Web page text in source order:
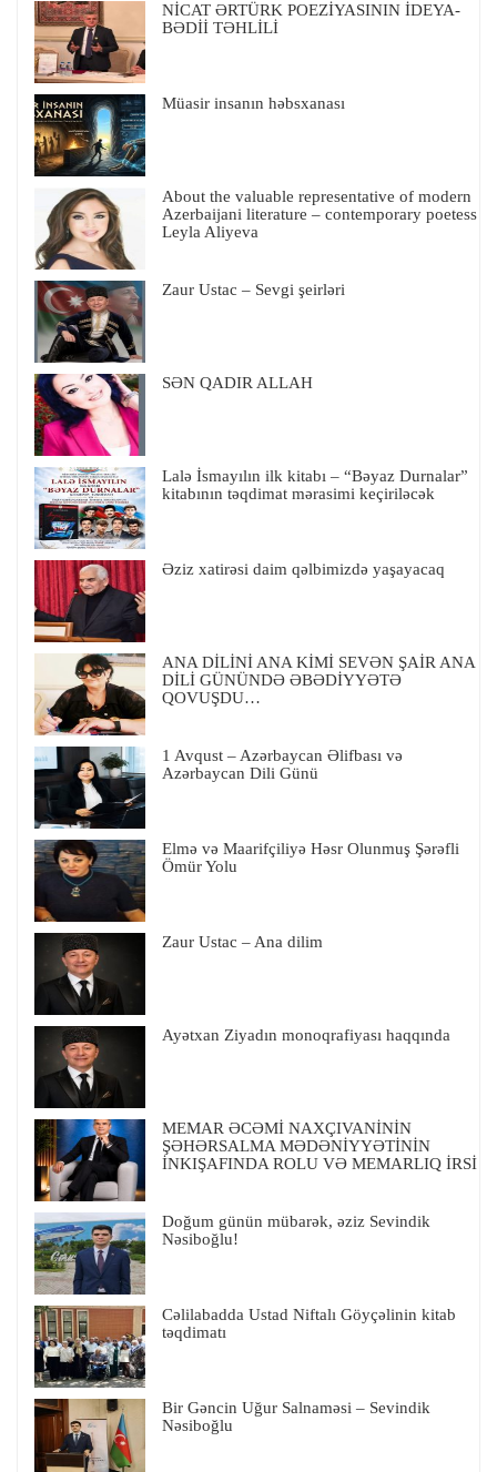
NİCAT ƏRTÜRK POEZİYASININ İDEYA-
BƏDİİ TƏHLİLİ
Müasir insanın həbsxanası
About the valuable representative of modern
Azerbaijani literature – contemporary poetess
Leyla Aliyeva
Zaur Ustac – Sevgi şeirləri
SƏN QADIR ALLAH
Lalə İsmayılın ilk kitabı – “Bəyaz Durnalar”
kitabının təqdimat mərasimi keçiriləcək
Əziz xatirəsi daim qəlbimizdə yaşayacaq
ANA DİLİNİ ANA KİMİ SEVƏN ŞAİR ANA
DİLİ GÜNÜNDƏ ƏBƏDİYYƏTƏ
QOVUŞDU…
1 Avqust – Azərbaycan Əlifbası və
Azərbaycan Dili Günü
Elmə və Maarifçiliyə Həsr Olunmuş Şərəfli
Ömür Yolu
Zaur Ustac – Ana dilim
Ayətxan Ziyadın monoqrafiyası haqqında
MEMAR ƏCƏMİ NAXÇIVANİNİN
ŞƏHƏRSALMA MƏDƏNİYYƏTİNİN
İNKIŞAFINDA ROLU VƏ MEMARLIQ İRSİ
Doğum günün mübarək, əziz Sevindik
Nəsiboğlu!
Cəlilabadda Ustad Niftalı Göyçəlinin kitab
təqdimatı
Bir Gəncin Uğur Salnaməsi – Sevindik
Nəsiboğlu